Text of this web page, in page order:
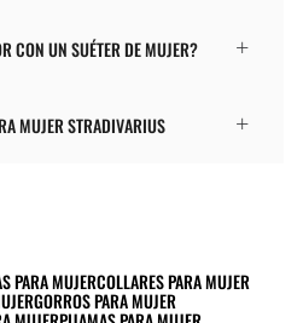
CON UN SUÉTER DE MUJER?
MUJER STRADIVARIUS
PARA MUJERCOLLARES PARA MUJER
GORROS PARA MUJER